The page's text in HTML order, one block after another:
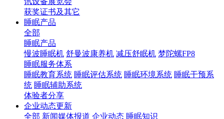
获奖证书及其它
睡眠产品
全部
睡眠产品
慢波睡眠机 舒曼波康养机 减压舒眠机 梦陀螺FP8
睡眠服务体系
睡眠教育系统 睡眠评估系统 睡眠环境系统 睡眠干预系
统 睡眠辅助系统
体验者分享
企业动态更新
全部 新闻媒体报道 企业动态 睡眠知识